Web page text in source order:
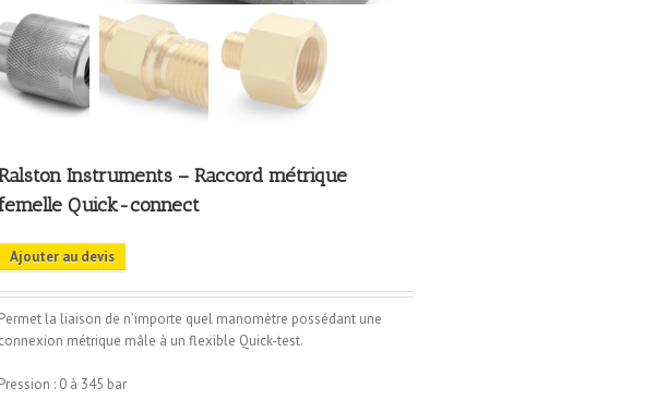
Instruments – Raccord métrique
Quick-connect
Ajouter au devis
la liaison de n’importe quel manomètre possédant une
métrique mâle à un flexible Quick-test.
: 0 à 345 bar